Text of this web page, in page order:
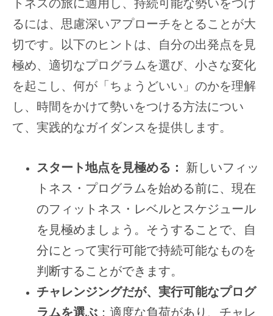
トネスの旅に適用し、持続可能な勢いをつけ
るには、思慮深いアプローチをとることが大
切です。以下のヒントは、自分の出発点を見
極め、適切なプログラムを選び、小さな変化
を起こし、何が「ちょうどいい」のかを理解
し、時間をかけて勢いをつける方法につい
て、実践的なガイダンスを提供します。
スタート地点を見極める： 新しいフィッ
トネス・プログラムを始める前に、現在
のフィットネス・レベルとスケジュール
を見極めましょう。そうすることで、自
分にとって実行可能で持続可能なものを
判断することができます。
チャレンジングだが、実行可能なプログ
ラムを選ぶ ：適度な負荷があり、チャレ